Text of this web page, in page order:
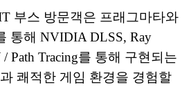
부스 방문객은 프래그마타와
통해 NVIDIA DLSS, Ray
/ Path Tracing를 통해 구현되는
쾌적한 게임 환경을 경험할